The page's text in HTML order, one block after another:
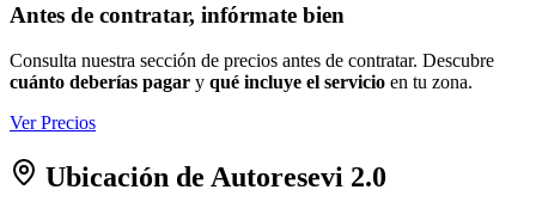
Antes de contratar, infórmate bien
Consulta nuestra sección de precios antes de contratar. Descubre
cuánto deberías pagar y qué incluye el servicio en tu zona.
Ver Precios
Ubicación de Autoresevi 2.0